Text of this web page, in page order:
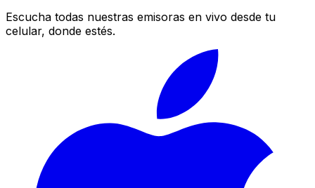
Escucha todas nuestras emisoras en vivo desde tu
celular, donde estés.